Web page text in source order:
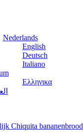
Nederlands
English
Deutsch
Italiano
Ελληνικα
Chiquita bananenbrood